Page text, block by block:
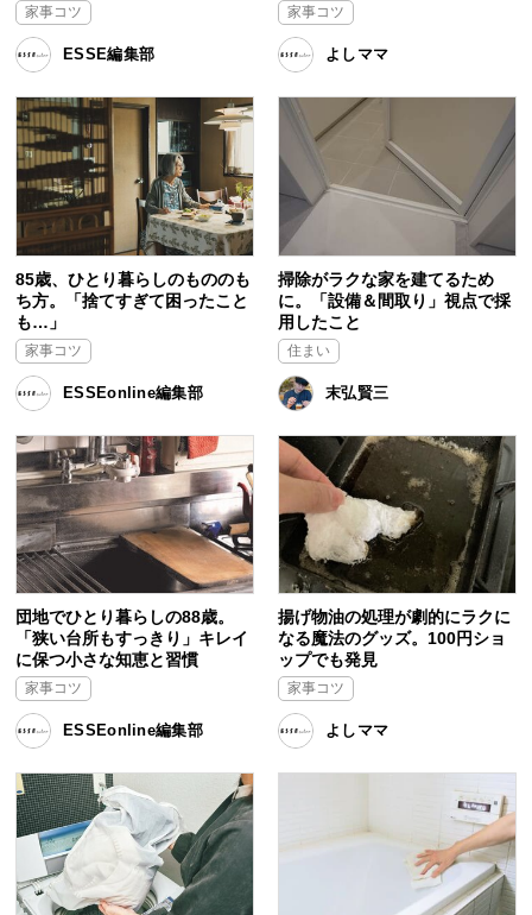
家事コツ
ESSE編集部
家事コツ
よしママ
85歳、ひとり暮らしのもののも
ち方。「捨てすぎて困ったこと
も…」
家事コツ
ESSEonline編集部
掃除がラクな家を建てるため
に。「設備＆間取り」視点で採
用したこと
住まい
末弘賢三
団地でひとり暮らしの88歳。
「狭い台所もすっきり」キレイ
に保つ小さな知恵と習慣
家事コツ
ESSEonline編集部
揚げ物油の処理が劇的にラクに
なる魔法のグッズ。100円ショ
ップでも発見
家事コツ
よしママ